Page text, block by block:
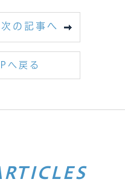
次の記事へ
へ戻る